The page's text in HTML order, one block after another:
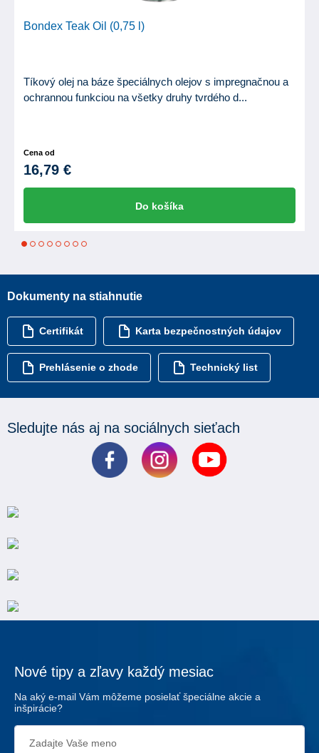
Bondex Teak Oil (0,75 l)
Tíkový olej na báze špeciálnych olejov s impregnačnou a
ochrannou funkciou na všetky druhy tvrdého d...
Cena od
16,79 €
Do košíka
1 2 3 4 5 6 7
Dokumenty na stiahnutie
Certifikát Karta bezpečnostných údajov
Prehlásenie o zhode Technický list
Sledujte nás aj na sociálnych sieťach
Nové tipy a zľavy každý mesiac
Na aký e-mail Vám môžeme posielať špeciálne akcie a
inšpirácie?